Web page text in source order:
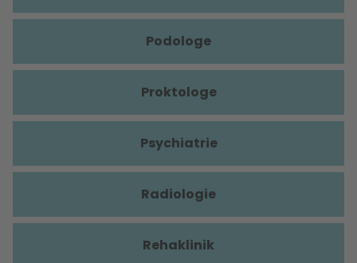
Podologe
Proktologe
Psychiatrie
Radiologie
Rehaklinik